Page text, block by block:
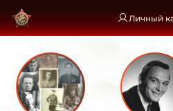
Личный